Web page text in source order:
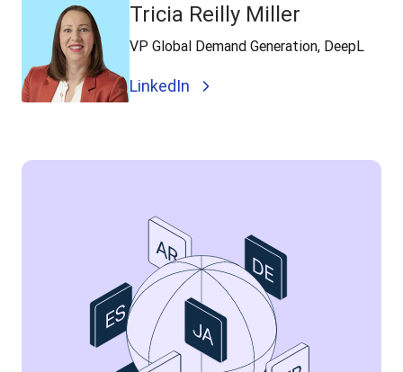
Tricia Reilly Miller
VP Global Demand Generation, DeepL
LinkedIn